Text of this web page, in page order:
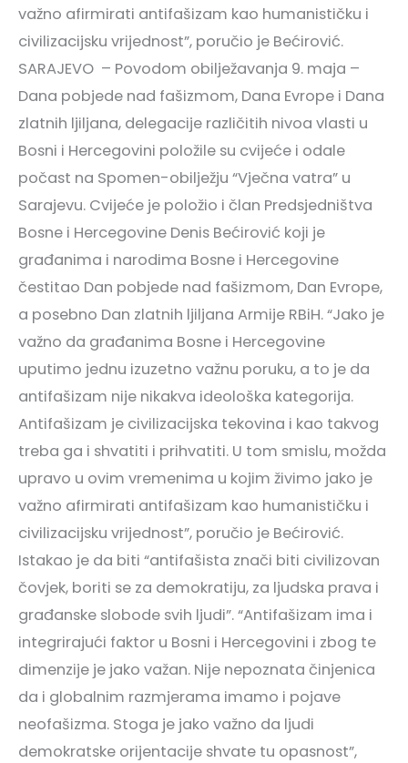
važno afirmirati antifašizam kao humanističku i
civilizacijsku vrijednost”, poručio je Bećirović.
SARAJEVO – Povodom obilježavanja 9. maja –
Dana pobjede nad fašizmom, Dana Evrope i Dana
zlatnih ljiljana, delegacije različitih nivoa vlasti u
Bosni i Hercegovini položile su cvijeće i odale
počast na Spomen-obilježju “Vječna vatra” u
Sarajevu. Cvijeće je položio i član Predsjedništva
Bosne i Hercegovine Denis Bećirović koji je
građanima i narodima Bosne i Hercegovine
čestitao Dan pobjede nad fašizmom, Dan Evrope,
a posebno Dan zlatnih ljiljana Armije RBiH. “Jako je
važno da građanima Bosne i Hercegovine
uputimo jednu izuzetno važnu poruku, a to je da
antifašizam nije nikakva ideološka kategorija.
Antifašizam je civilizacijska tekovina i kao takvog
treba ga i shvatiti i prihvatiti. U tom smislu, možda
upravo u ovim vremenima u kojim živimo jako je
važno afirmirati antifašizam kao humanističku i
civilizacijsku vrijednost”, poručio je Bećirović.
Istakao je da biti “antifašista znači biti civilizovan
čovjek, boriti se za demokratiju, za ljudska prava i
građanske slobode svih ljudi”. “Antifašizam ima i
integrirajući faktor u Bosni i Hercegovini i zbog te
dimenzije je jako važan. Nije nepoznata činjenica
da i globalnim razmjerama imamo i pojave
neofašizma. Stoga je jako važno da ljudi
demokratske orijentacije shvate tu opasnost”,